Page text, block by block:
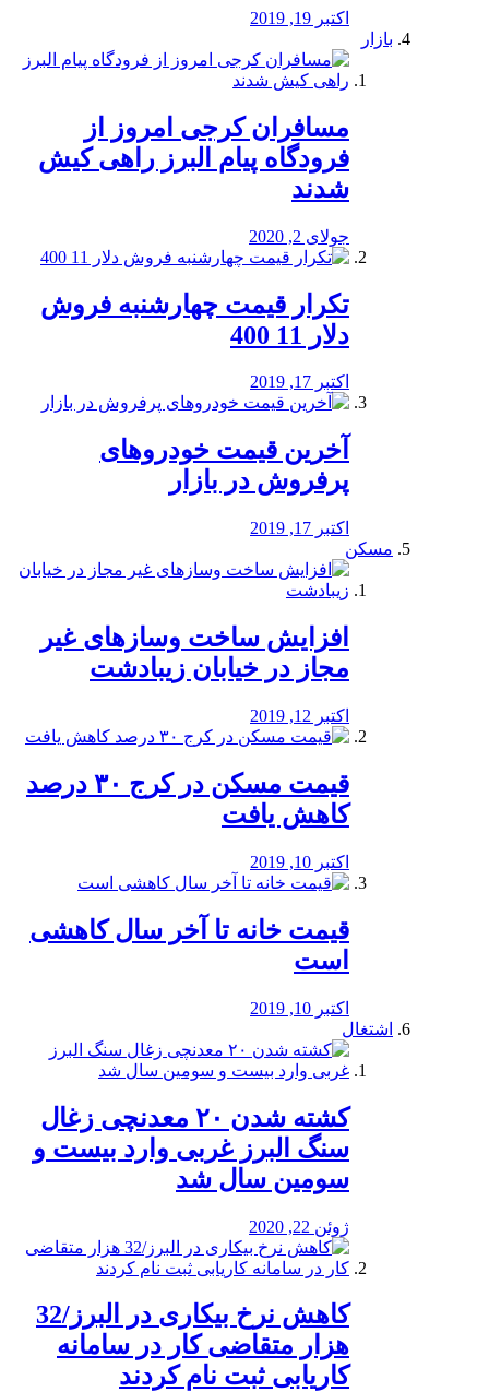
اکتبر 19, 2019
بازار
مسافران کرجی امروز از
فرودگاه پیام البرز راهی کیش
شدند
جولای 2, 2020
تکرار قیمت چهارشنبه فروش
دلار 11 400
اکتبر 17, 2019
آخرین قیمت خودرو‌های
پرفروش در بازار
اکتبر 17, 2019
مسکن
افزایش ساخت وسازهای غیر
مجاز در خیابان زیبادشت
اکتبر 12, 2019
️قیمت مسکن در کرج ۳۰ درصد
کاهش یافت
اکتبر 10, 2019
قیمت خانه تا آخر سال کاهشی
است
اکتبر 10, 2019
اشتغال
کشته شدن ۲۰ معدنچی زغال
سنگ البرز غربی وارد بیست و
سومین سال شد
ژوئن 22, 2020
کاهش نرخ بیکاری در البرز/32
هزار متقاضی کار در سامانه
کاریابی ثبت نام کردند